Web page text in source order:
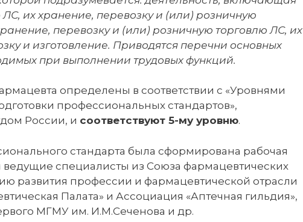
ЛС, их хранение, перевозку и (или) розничную
перевозку и (или) розничную торговлю ЛС, их
и изготовление. Приводятся перечни основных
при выполнении трудовых функций.
определены в соответствии с «Уровнями
профессиональных стандартов»,
России, и соответствуют 5-му уровню.
стандарта была сформирована рабочая
ведущие специалисты из Союза фармацевтических
развития профессии и фармацевтической отрасли
Палата» и Ассоциация «Аптечная гильдия»,
МГМУ им. И.М.Сеченова и др.